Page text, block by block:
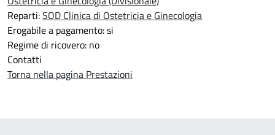
Reparti:SOD Clinica di Ostetricia e Ginecologia
Erogabile a pagamento: si
Regime di ricovero: no
Contatti
Torna nella pagina Prestazioni